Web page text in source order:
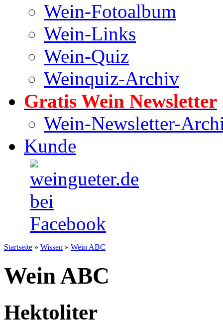
Wein-Fotoalbum
Wein-Links
Wein-Quiz
Weinquiz-Archiv
Gratis Wein Newsletter
Wein-Newsletter-
Kunde
Startseite » Wissen » Wein ABC
Wein ABC
Hektoliter